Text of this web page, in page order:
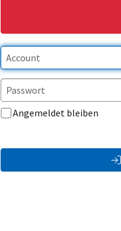
Angemeldet bleiben